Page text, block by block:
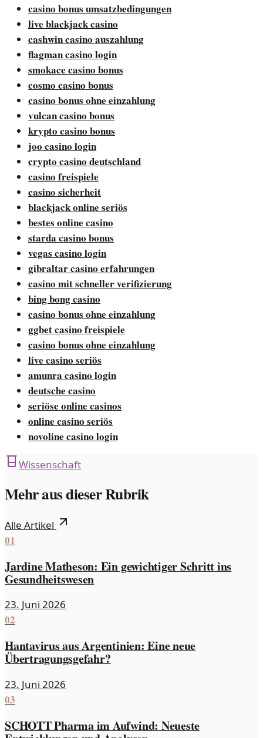
casino bonus umsatzbedingungen
live blackjack casino
cashwin casino auszahlung
flagman casino login
smokace casino bonus
cosmo casino bonus
casino bonus ohne einzahlung
vulcan casino bonus
krypto casino bonus
joo casino login
crypto casino deutschland
casino freispiele
casino sicherheit
blackjack online seriös
bestes online casino
starda casino bonus
vegas casino login
gibraltar casino erfahrungen
casino mit schneller verifizierung
bing bong casino
casino bonus ohne einzahlung
ggbet casino freispiele
casino bonus ohne einzahlung
live casino seriös
amunra casino login
deutsche casino
seriöse online casinos
online casino seriös
novoline casino login
Wissenschaft
Mehr aus dieser Rubrik
Alle Artikel
01
Jardine Matheson: Ein gewichtiger Schritt ins
Gesundheitswesen
23. Juni 2026
02
Hantavirus aus Argentinien: Eine neue
Übertragungsgefahr?
23. Juni 2026
03
SCHOTT Pharma im Aufwind: Neueste